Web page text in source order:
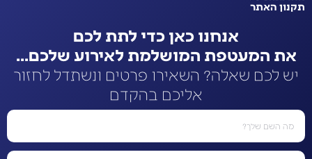
תקנון האתר
אנחנו כאן כדי לתת לכם
את המעטפת המושלמת לאירוע שלכם...
יש לכם שאלה? השאירו פרטים ונשתדל לחזור
אליכם בהקדם